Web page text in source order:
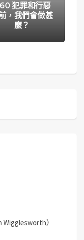
犯罪和行惡
，我們會做甚
麼？
Wigglesworth）